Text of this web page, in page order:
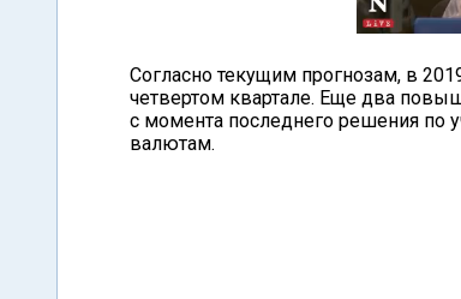
Согласно текущим прогнозам, в
четвертом квартале. Еще два
с момента последнего решения по
валютам.